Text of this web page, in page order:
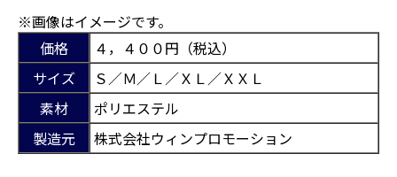
※画像はイメージです。
価格
４，４００円（税込）
サイズ
Ｓ／Ｍ／Ｌ／ＸＬ／ＸＸＬ
素材
ポリエステル
製造元
株式会社ウィンプロモーション